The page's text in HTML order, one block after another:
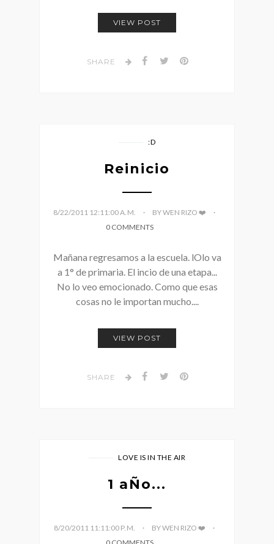
VIEW POST
SHARE
:D
Reinicio
8/22/2011 12:11:00 A. M.
BY WEN RIZO ❤️
0 COMMENTS
Mañana regresamos a la escuela. lOlo va
a 1° de primaria. El incio de una etapa...
No lo veo emocionado. Como que esas
cosas no le importan mucho....
VIEW POST
SHARE
LOVE IS IN THE AIR
1 aÑo...
8/20/2011 11:11:00 P. M.
BY WEN RIZO ❤️